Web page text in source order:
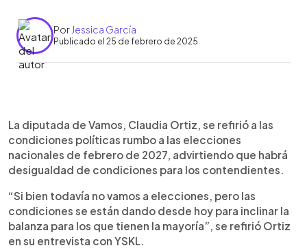
Por Jessica García
Publicado el 25 de febrero de 2025
Escuchar artículo
La diputada de Vamos, Claudia Ortiz, se refirió a las
condiciones políticas rumbo a las elecciones
nacionales de febrero de 2027, advirtiendo que habrá
desigualdad de condiciones para los contendientes.
“Si bien todavía no vamos a elecciones, pero las
condiciones se están dando desde hoy para inclinar la
balanza para los que tienen la mayoría”, se refirió Ortiz
en su entrevista con YSKL.